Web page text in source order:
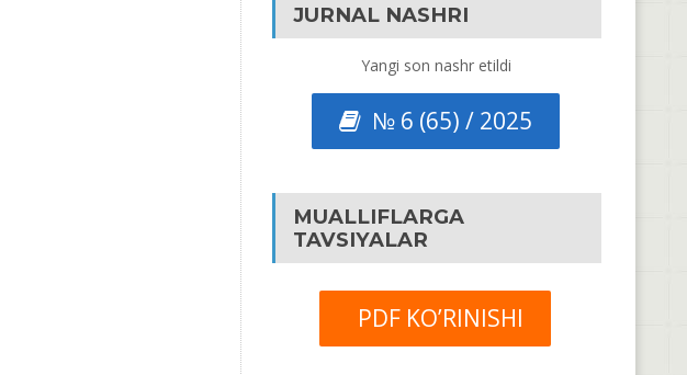
JURNAL NASHRI
Yangi son nashr etildi
№ 6 (65) / 2025
MUALLIFLARGA
TAVSIYALAR
PDF KO’RINISHI